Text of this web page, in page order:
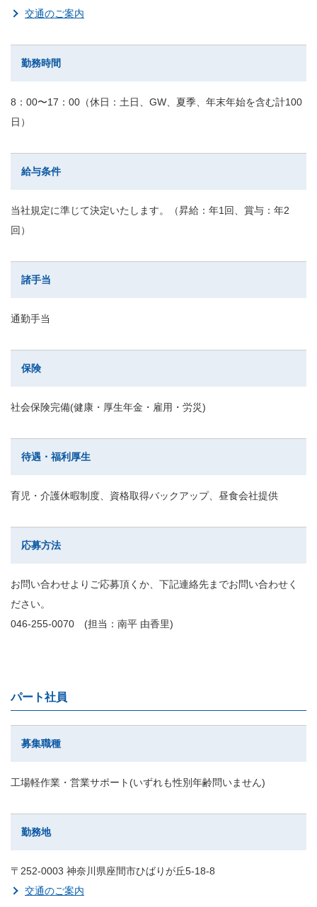
交通のご案内
勤務時間
8：00〜17：00（休日：土日、GW、夏季、年末年始を含む計100
日）
給与条件
当社規定に準じて決定いたします。（昇給：年1回、賞与：年2
回）
諸手当
通勤手当
保険
社会保険完備(健康・厚生年金・雇用・労災)
待遇・福利厚生
育児・介護休暇制度、資格取得バックアップ、昼食会社提供
応募方法
お問い合わせよりご応募頂くか、下記連絡先までお問い合わせく
ださい。
046-255-0070 (担当：南平 由香里)
パート社員
募集職種
工場軽作業・営業サポート(いずれも性別年齢問いません)
勤務地
〒252-0003 神奈川県座間市ひばりが丘5-18-8
交通のご案内